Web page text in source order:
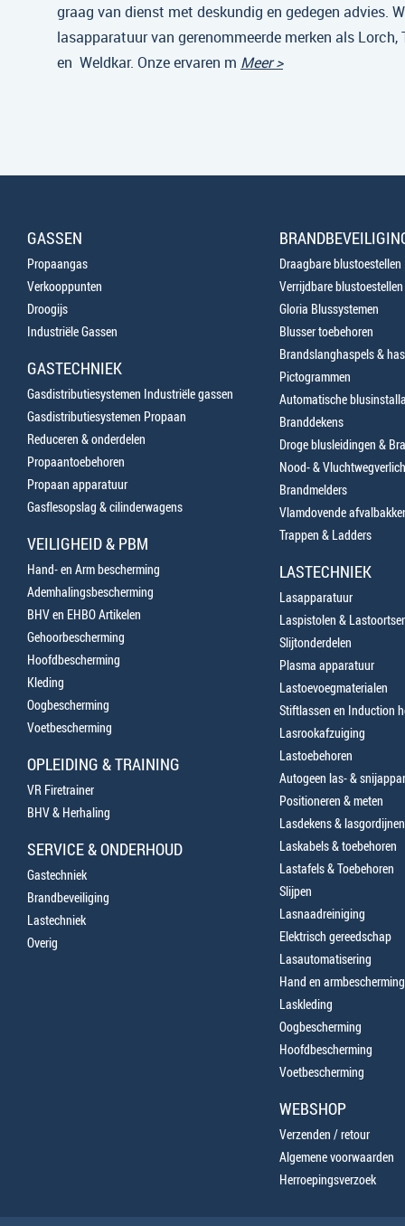
graag van dienst met deskundig en gedegen advies.
lasapparatuur van gerenommeerde merken als Lorch,
en Weldkar. Onze ervaren m Meer >
GASSEN
Propaangas
Verkooppunten
Droogijs
Industriële Gassen
GASTECHNIEK
Gasdistributiesystemen Industriële gassen
Gasdistributiesystemen Propaan
Reduceren & onderdelen
Propaantoebehoren
Propaan apparatuur
Gasflesopslag & cilinderwagens
VEILIGHEID & PBM
Hand- en Arm bescherming
Ademhalingsbescherming
BHV en EHBO Artikelen
Gehoorbescherming
Hoofdbescherming
Kleding
Oogbescherming
Voetbescherming
OPLEIDING & TRAINING
VR Firetrainer
BHV & Herhaling
SERVICE & ONDERHOUD
Gastechniek
Brandbeveiliging
Lastechniek
Overig
Draagbare blustoestellen
Verrijdbare blustoestellen
Gloria Blussystemen
Blusser toebehoren
Brandslanghaspels &
Pictogrammen
Automatische
Branddekens
Droge blusleidingen &
Nood- &
Brandmelders
Vlamdovende
Trappen & Ladders
LASTECHNIEK
Lasapparatuur
Laspistolen &
Slijtonderdelen
Plasma apparatuur
Lastoevoegmaterialen
Stiftlassen en Induction
Lasrookafzuiging
Lastoebehoren
Autogeen las- &
Positioneren & meten
Lasdekens & lasgordijnen
Laskabels & toebehoren
Lastafels & Toebehoren
Slijpen
Lasnaadreiniging
Elektrisch gereedschap
Lasautomatisering
Hand en armbescherming
Laskleding
Oogbescherming
Hoofdbescherming
Voetbescherming
WEBSHOP
Verzenden / retour
Algemene voorwaarden
Herroepingsverzoek